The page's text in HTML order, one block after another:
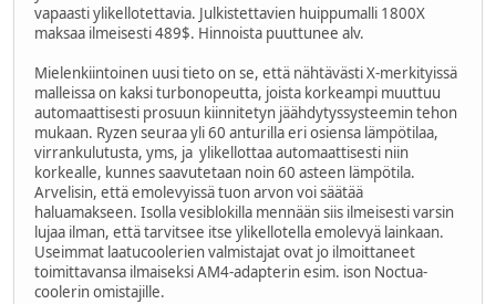
vapaasti ylikellotettavia. Julkistettavien huippumalli 1800X
maksaa ilmeisesti 489$. Hinnoista puuttunee alv.
Mielenkiintoinen uusi tieto on se, että nähtävästi X-merkityissä
malleissa on kaksi turbonopeutta, joista korkeampi muuttuu
automaattisesti prosuun kiinnitetyn jäähdytyssysteemin tehon
mukaan. Ryzen seuraa yli 60 anturilla eri osiensa lämpötilaa,
virrankulutusta, yms, ja ylikellottaa automaattisesti niin
korkealle, kunnes saavutetaan noin 60 asteen lämpötila.
Arvelisin, että emolevyissä tuon arvon voi säätää
haluamakseen. Isolla vesiblokilla mennään siis ilmeisesti varsin
lujaa ilman, että tarvitsee itse ylikellotella emolevyä lainkaan.
Useimmat laatucoolerien valmistajat ovat jo ilmoittaneet
toimittavansa ilmaiseksi AM4-adapterin esim. ison Noctua-
coolerin omistajille.